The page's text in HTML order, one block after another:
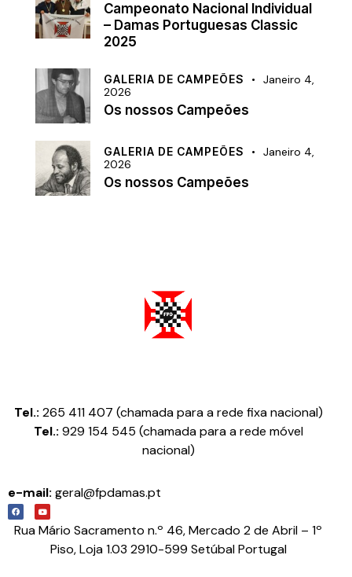
Campeonato Nacional Individual
– Damas Portuguesas Classic
2025
GALERIA DE CAMPEÕES
Janeiro 4,
2026
Os nossos Campeões
GALERIA DE CAMPEÕES
Janeiro 4,
2026
Os nossos Campeões
Tel.: 265 411 407 (chamada para a rede fixa nacional)
Tel.: 929 154 545 (chamada para a rede móvel
nacional)
e-mail: geral@fpdamas.pt
Rua Mário Sacramento n.º 46, Mercado 2 de Abril – 1º
Piso, Loja 1.03 2910-599 Setúbal Portugal